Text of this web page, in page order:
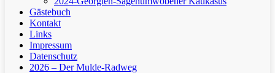
Gästebuch
Kontakt
Links
Impressum
Datenschutz
2026 – Der Mulde-Radweg